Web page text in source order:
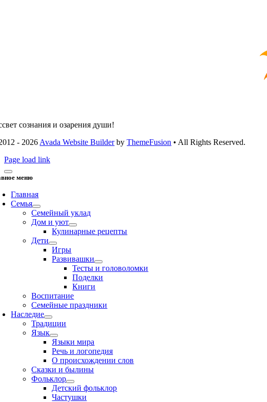
сознания и озарения души!
- 2026 Avada Website BuilderbyThemeFusion • All Rights Reserved.
Page load link
меню
Главная
Семья
Семейный уклад
Дом и уют
Кулинарные рецепты
Дети
Игры
Развивашки
Тесты и головоломки
Поделки
Книги
Воспитание
Семейные праздники
Наследие
Традиции
Язык
Языки мира
Речь и логопедия
О происхождении слов
Сказки и былины
Фольклор
Детский фольклор
Частушки